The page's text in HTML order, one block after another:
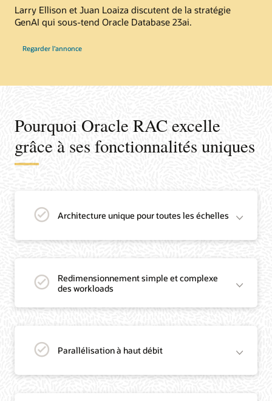
Larry Ellison et Juan Loaiza discutent de la stratégie
GenAI qui sous-tend Oracle Database 23ai.
Regarder l’annonce
Pourquoi Oracle RAC excelle
grâce à ses fonctionnalités uniques
Architecture unique pour toutes les échelles
Redimensionnement simple et complexe
des workloads
Parallélisation à haut débit